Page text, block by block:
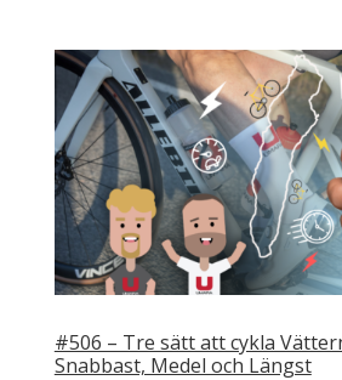
#506 – Tre sätt att cykla
Snabbast, Medel och Längst